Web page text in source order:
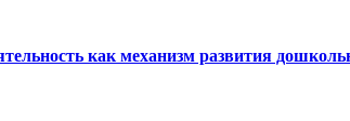
как механизм развития